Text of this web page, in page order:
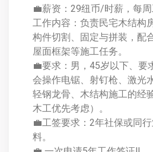
💼薪资：29纽币/时薪，每周
工作内容：负责民宅木结构
构件切割、固定与拼装，配
屋面框架等施工任务。
💼要求：男，45岁以下、要
会操作电锯、射钉枪、激光
轻钢龙骨、木结构施工的经
木工优先考虑）。
💼工签要求：2年社保或同
料。